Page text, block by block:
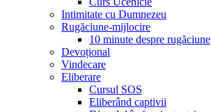
Intimitate cu Dumnezeu
Rugăciune-mijlocire
10 minute despre rugăciune
Devoțional
Vindecare
Eliberare
Cursul SOS
Eliberând captivii